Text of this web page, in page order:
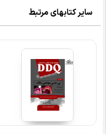
سایر کتابهای مرتبط